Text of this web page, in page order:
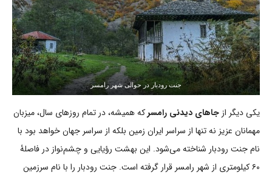
جنت رودبار در حوالی شهر رامسر
یکی دیگر از جاهای دیدنی رامسرکه همیشه، در تمام روزهای سال، میزبان
مهمانان عزیز نه تنها از سراسر ایران زمین بلکه از سراسر جهان خواهد بود با
نام جنت رودبار شناخته می‌شود. این بهشت رؤیایی و چشم‌نواز در فاصلۀ
۶۰ کیلومتری از شهر رامسر قرار گرفته است. جنت رودبار را با نام سرزمین